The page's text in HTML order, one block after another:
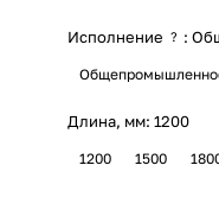
Исполнение ? :
Длина, мм: 1200
1200 1500